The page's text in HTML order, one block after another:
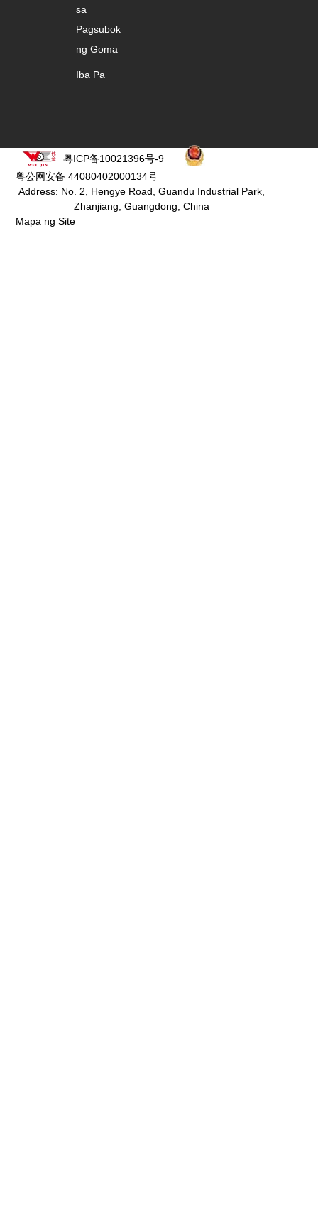
sa
Pagsubok
ng Goma
Iba Pa
粤ICP备10021396号-9
粤公网安备 44080402000134号
Address: No. 2, Hengye Road, Guandu Industrial Park,
Zhanjiang, Guangdong, China
Mapa ng Site